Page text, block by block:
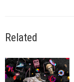
Related